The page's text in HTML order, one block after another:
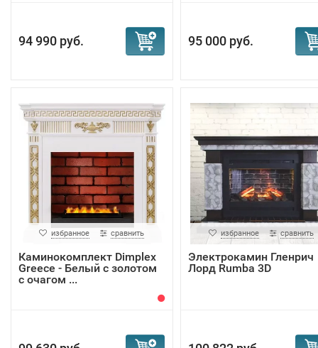
94 990 руб. 95 000 руб.
избранное сравнить
Каминокомплект Dimplex
Greece - Белый с золотом
с очагом ...
избранное сравнить
Электрокамин Гленрич
Лорд Rumba 3D